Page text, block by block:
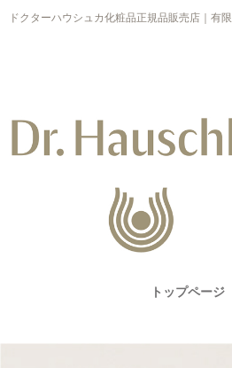
ドクターハウシュカ化粧品正規品販売店｜有
トップページ